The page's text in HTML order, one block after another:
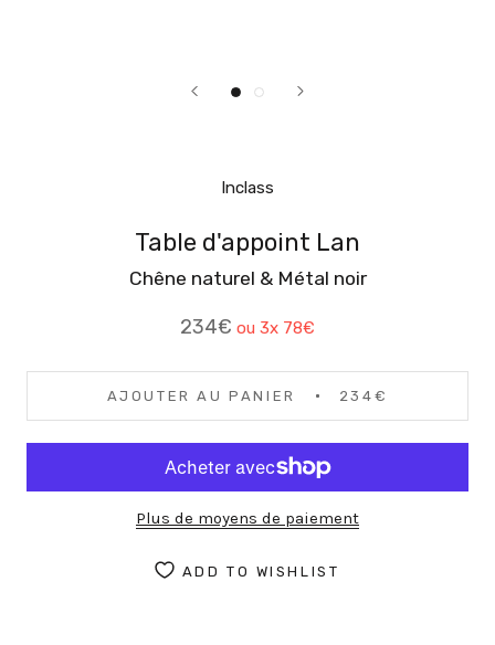
Inclass
Table d'appoint Lan
Chêne naturel & Métal noir
234€ ou 3x 78€
AJOUTER AU PANIER 234€
Plus de moyens de paiement
ADD TO WISHLIST